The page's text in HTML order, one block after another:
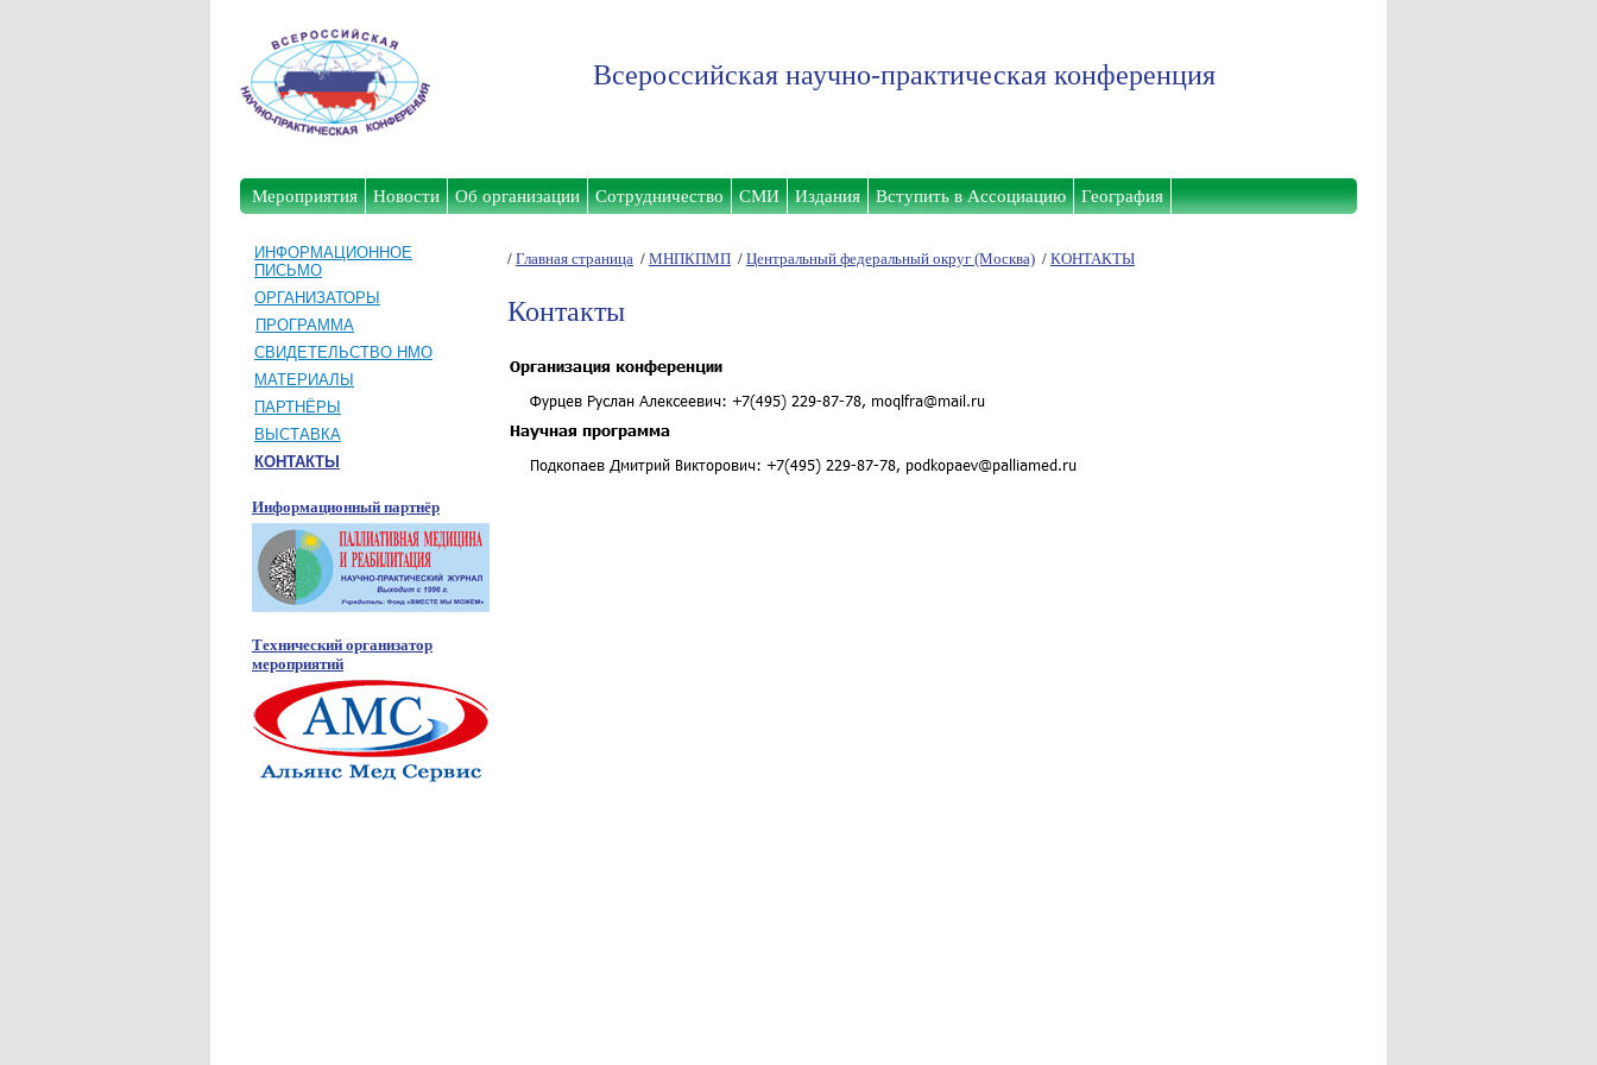
Всероссийская научно-практическая конференция
Мероприятия Новости Об организации Сотрудничество СМИ Издания Вступить в Ассоциацию География
ИНФОРМАЦИОННОЕ
ПИСЬМО
ОРГАНИЗАТОРЫ
ПРОГРАММА
СВИДЕТЕЛЬСТВО НМО
МАТЕРИАЛЫ
ПАРТНЁРЫ
ВЫСТАВКА
КОНТАКТЫ
Информационный партнёр
Технический организатор
мероприятий
/ Главная страница / МНПКПМП / Центральный федеральный округ (Москва) / КОНТАКТЫ
Контакты